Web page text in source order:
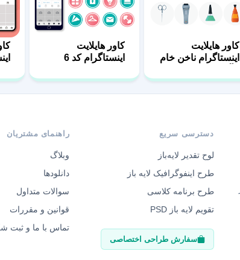
کاور هایلایت
اینستاگرام ناخن خام
کاور هایلایت
اینستاگرام کد 6
دسترسی سریع
لوح تقدیر لایه‌باز
طرح اینفوگرافیک لایه باز
طرح برنامه کلاسی
تقویم لایه باز PSD
سفارش طراحی اختصاصی
راهنمای مشتریان
وبلاگ
دانلودها
سوالات متداول
قوانین و مقررات
تماس با ما و ثبت